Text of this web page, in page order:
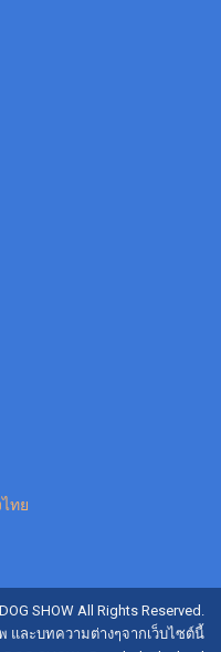
ทย
SHOW All Rights Reserved.
และบทความต่างๆจากเว็บไซต์นี้